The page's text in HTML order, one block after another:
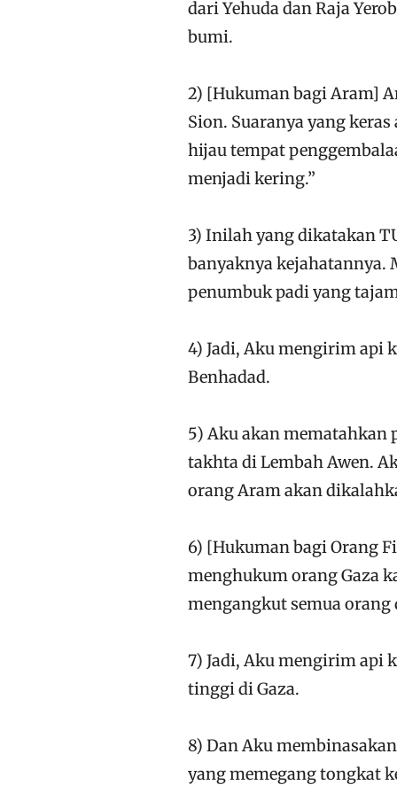
dari Yehuda dan Raja
bumi.
2) [Hukuman bagi Aram]
Sion. Suaranya yang
hijau tempat
menjadi kering.”
3) Inilah yang dikatakan
banyaknya kejahatannya.
penumbuk padi yang
4) Jadi, Aku mengirim api
Benhadad.
5) Aku akan mematahkan
takhta di Lembah Awen.
orang Aram akan
6) [Hukuman bagi Orang
menghukum orang Gaza
mengangkut semua orang
7) Jadi, Aku mengirim api
tinggi di Gaza.
8) Dan Aku
yang memegang tongkat